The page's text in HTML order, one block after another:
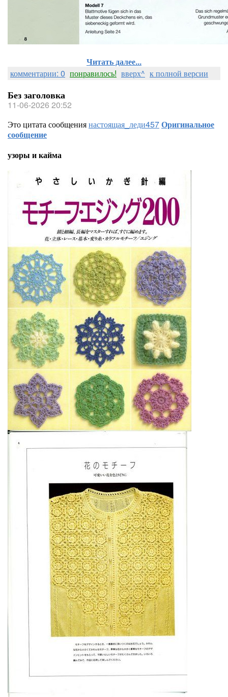
Читать далее...
комментарии: 0 понравилось! вверх^ к полной версии
Без заголовка
11-06-2026 20:52
Это цитата сообщениянастоящая_леди457Оригинальное
сообщение
узоры и кайма